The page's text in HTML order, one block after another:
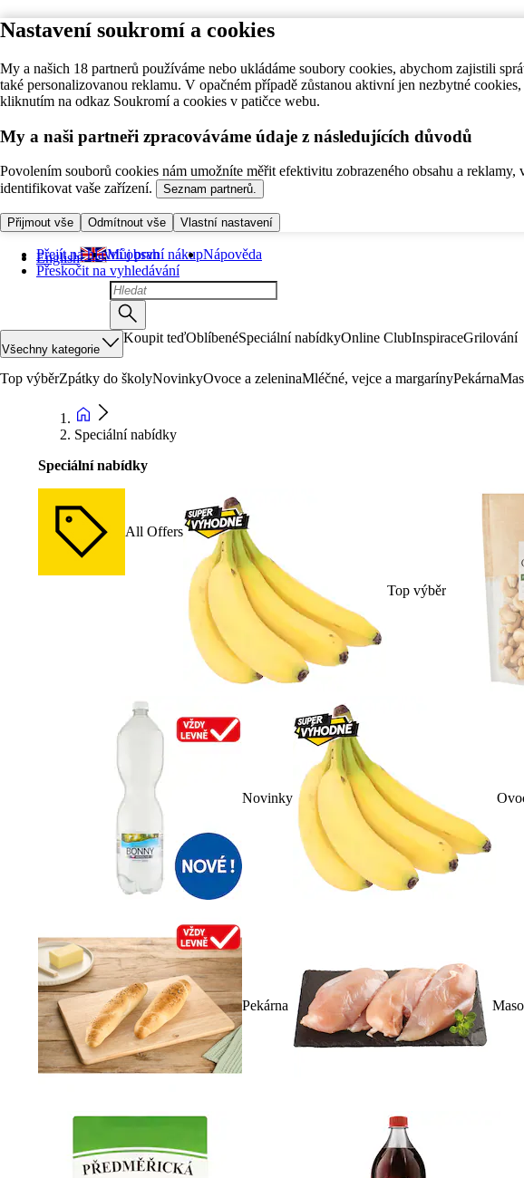
Nastavení soukromí a cookies
My a našich 18 partnerů používáme nebo ukládáme soubory cookies, abychom zajistili
také personalizovanou reklamu. V opačném případě zůstanou aktivní jen nezbytné
kliknutím na odkaz Soukromí a cookies v patičce webu.
My a naši partneři zpracováváme údaje z následujících důvodů
Povolením souborů cookies nám umožníte měřit efektivitu zobrazeného obsahu a
identifikovat vaše zařízení.
Seznam partnerů.
Přijmout vše Odmítnout vše Vlastní nastavení
Přejít na hlavní obsah
Přeskočit na vyhledávání
English Můj první nákupNápověda
Všechny kategorie
Koupit teďOblíbenéSpeciální nabídkyOnline ClubInspiraceGrilování
Top výběrZpátky do školyNovinkyOvoce a zeleninaMléčné, vejce a margarínyPekárna
Speciální nabídky
Speciální nabídky
All Offers
Top výběr
Novinky
Pekárna